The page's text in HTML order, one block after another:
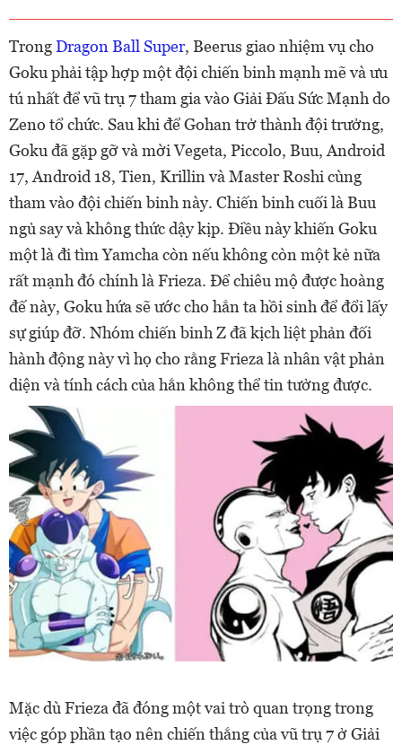
TrongDragon Ball Super, Beerus giao nhiệm vụ cho
Goku phải tập hợp một đội chiến binh mạnh mẽ và ưu
tú nhất để vũ trụ 7 tham gia vào Giải Đấu Sức Mạnh do
Zeno tổ chức. Sau khi để Gohan trở thành đội trưởng,
Goku đã gặp gỡ và mời Vegeta, Piccolo, Buu, Android
17, Android 18, Tien, Krillin và Master Roshi cùng
tham vào đội chiến binh này. Chiến binh cuối là Buu
ngủ say và không thức dậy kịp. Điều này khiến Goku
một là đi tìm Yamcha còn nếu không còn một kẻ nữa
rất mạnh đó chính là Frieza. Để chiêu mộ được hoàng
đế này, Goku hứa sẽ ước cho hắn ta hồi sinh để đổi lấy
sự giúp đỡ. Nhóm chiến binh Z đã kịch liệt phản đối
hành động này vì họ cho rằng Frieza là nhân vật phản
diện và tính cách của hắn không thể tin tưởng được.
Mặc dù Frieza đã đóng một vai trò quan trọng trong
việc góp phần tạo nên chiến thắng của vũ trụ 7 ở Giải